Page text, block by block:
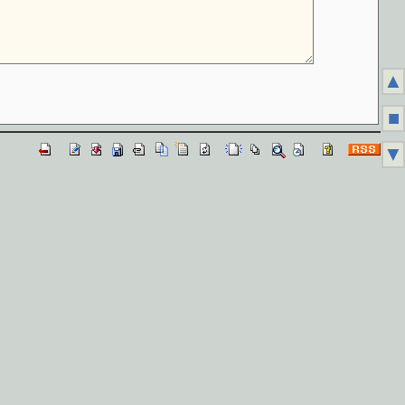
▲
■
▼